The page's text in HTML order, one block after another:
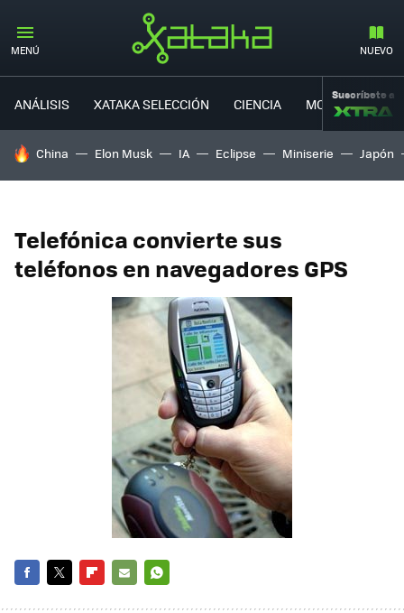
MENÚ NUEVO
ANÁLISIS XATAKA SELECCIÓN CIENCIA MOVILIDAD
Suscríbete a
HOY SE HABLA DE
China Elon Musk IA Eclipse Miniserie Japón
Telefónica convierte sus
teléfonos en navegadores GPS